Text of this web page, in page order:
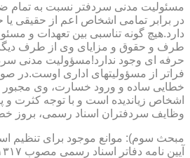
مسئولیت مدنی سردفتر نسبت به تمام
در برابر تمامی اشخاص اعم از حقیقی
دارد.هیچ گونه تناسبی بین تعهدات و
طرف و حقوق و مزایای وی از طرف
حرفه ای وجود ندارد!مسؤولیت مدنی
فراتر از مسؤولیتهای اداری اوست.در
خطایی ساده و ورود خسارت، وی مجبور
اشخاص زیاندیده است و با توجه کثرت و
وظایف سردفتران اسناد رسمی، بروز